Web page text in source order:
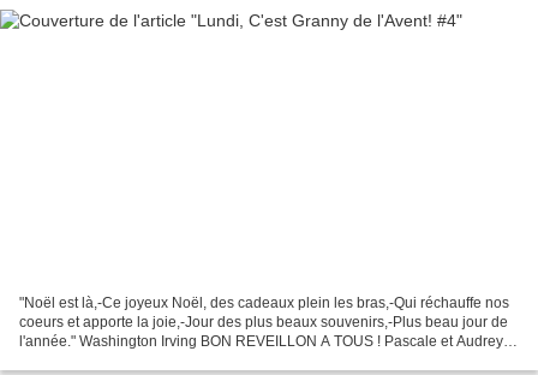
"Noël est là,-Ce joyeux Noël, des cadeaux plein les bras,-Qui réchauffe nos
coeurs et apporte la joie,-Jour des plus beaux souvenirs,-Plus beau jour de
l'année." Washington Irving BON REVEILLON A TOUS ! Pascale et Audrey